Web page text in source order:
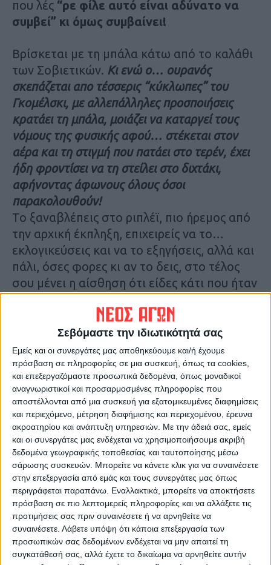
Σεβόμαστε την ιδιωτικότητά σας
Εμείς και οι συνεργάτες μας αποθηκεύουμε και/ή έχουμε
πρόσβαση σε πληροφορίες σε μια συσκευή, όπως τα cookies,
και επεξεργαζόμαστε προσωπικά δεδομένα, όπως μοναδικοί
αναγνωριστικοί και προσαρμοσμένες πληροφορίες που
αποστέλλονται από μια συσκευή για εξατομικευμένες διαφημίσεις
και περιεχόμενο, μέτρηση διαφήμισης και περιεχομένου, έρευνα
ακροατηρίου και ανάπτυξη υπηρεσιών. Με την άδειά σας, εμείς
και οι συνεργάτες μας ενδέχεται να χρησιμοποιήσουμε ακριβή
δεδομένα γεωγραφικής τοποθεσίας και ταυτοποίησης μέσω
σάρωσης συσκευών. Μπορείτε να κάνετε κλικ για να συναινέσετε
στην επεξεργασία από εμάς και τους συνεργάτες μας όπως
περιγράφεται παραπάνω. Εναλλακτικά, μπορείτε να αποκτήσετε
πρόσβαση σε πιο λεπτομερείς πληροφορίες και να αλλάξετε τις
προτιμήσεις σας πριν συναινέσετε ή να αρνηθείτε να
συναινέσετε. Λάβετε υπόψη ότι κάποια επεξεργασία των
προσωπικών σας δεδομένων ενδέχεται να μην απαιτεί τη
συγκατάθεσή σας, αλλά έχετε το δικαίωμα να αρνηθείτε αυτήν
που λές “ρε φίλε αυτό είναι αδύνατο να
συμβεί” κι όμως συμβαίνει!
Βρίσκεται με τη μπάλα κάτω από το καλάθι
των Σοβιετικών. Κι ενώ ο… ουρανός
σκεπάζεται απο τέσσερις “κύκλωπες” του
Γκομέλσκι, με αλλεπάλληλες προσποιήσεις
κρατάει τη μπάλα, μοιάζει να καταργεί τους
νόμους της φυσικής αφού… στέκεται στον
αέρα και τη στιγμή που πατάει στο τερέν, έχει
ήδη φροντίσει να τη στείλει στο διχτάκι,
αφήνοντας άφωνους όλους όσοι
παρακολουθούν!
Το ξαναβλέπεις στο ριπλέϊ, πιο ήρεμος από
την αρχική έκπληξη, επιχειρείς να το…
εκλογικεύσεις και να το εξηγήσεις, αλλά και
πάλι, όσες φορες κι αν το δεις, στο τέλος
σου μένει η αίσθηση ότι είδες κάτι που ήταν
Αυτά τα… αδύνατα λοιπόν, τα έκανε μόνο ο
Νίκος Γκάλης! Και μέσα απ’ αυτά τα αδύνατα
έγινε ό,τι έγινε και τότε αλλά και τα
επόμενα χρόνια στο ελληνικό μπάσκετ!
Είμαστε απ’ αυτούς που πιστεύουν ότι τα
πάντα στις προσπάθειες και στα μεγάλα
επιτεύγματα των ομάδων, εξαρτώνται από
σύνολο και την αγαστή συνεργασία των
μελών του. Ισχύει φυσικά και για την
συγκεκριμένη μεγάλη πορεία της εθνικής. Οι
λεπτομέρειες και η συμβολή όλων σε κάθε
πόστο έφεραν αυτόν τον ασύγκριτο
θρίαμβο…
Ωστόσο εδώ το πρόσωπο που μπαίνει στην
υπηρεσία του συνόλου, είναι από εκείνα τα